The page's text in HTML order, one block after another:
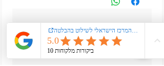
חומר: אלומיניום איכותי בעובי 1 מ״מ
כיתוב: כיתוב מובלט בצבע לבחירה
עדיין אין ביקורות
רוצה להוסיף את הביקורת הראשונה? ספר/י לנו
מה דעתך.